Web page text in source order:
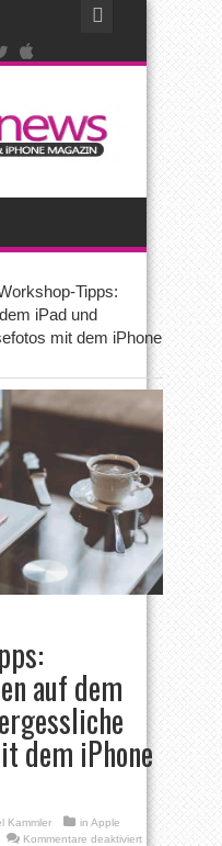
Tipps:
iPad und
mit dem iPhone
auf dem
dem iPhone
Kammler in Apple
Kommentare deaktiviertfür